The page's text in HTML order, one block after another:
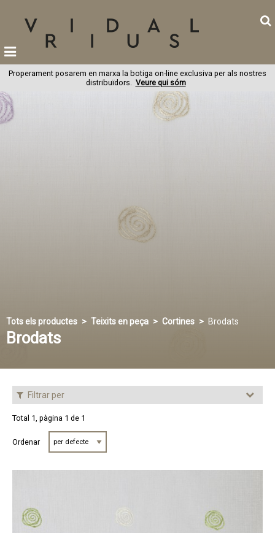
Properament posarem en marxa la botiga on-line exclusiva per als nostres
distribuïdors. Veure qui sóm
Tots els productes Teixits en peça Cortines Brodats
Brodats
Filtrar per
Total 1, pàgina 1 de 1
Ordenar